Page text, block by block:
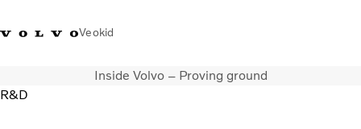
Veokid
8360
Volvo Action
Volvo Merchandise
Inside Volvo – Proving ground
R&D